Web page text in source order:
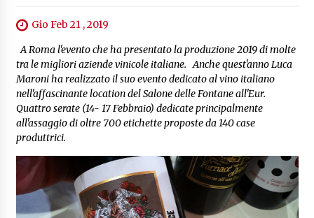
Gio Feb 21 , 2019
A Roma l'evento che ha presentato la produzione 2019 di molte
tra le migliori aziende vinicole italiane. Anche quest'anno Luca
Maroni ha realizzato il suo evento dedicato al vino italiano
nell'affascinante location del Salone delle Fontane all'Eur.
Quattro serate (14- 17 Febbraio) dedicate principalmente
all'assaggio di oltre 700 etichette proposte da 140 case
produttrici.